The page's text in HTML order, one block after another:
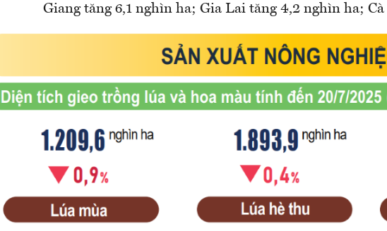
Giang tăng 6,1 nghìn ha; Gia Lai tăng 4,2 nghìn ha;